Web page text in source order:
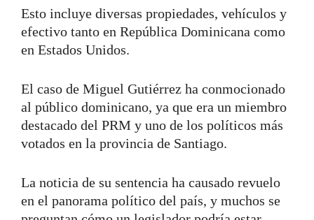
Esto incluye diversas propiedades, vehículos y
efectivo tanto en República Dominicana como
en Estados Unidos.
El caso de Miguel Gutiérrez ha conmocionado
al público dominicano, ya que era un miembro
destacado del PRM y uno de los políticos más
votados en la provincia de Santiago.
La noticia de su sentencia ha causado revuelo
en el panorama político del país, y muchos se